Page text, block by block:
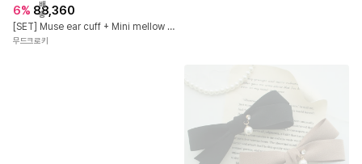
배
송
6% 88,360
[SET] Muse ear cuff + Mini mellow one touch earrings / 뮤즈 이어커프 + 미니 멜로우 원터치 귀걸이 세트
무드크로키